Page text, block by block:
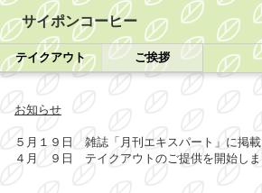
サイポンコーヒー
テイクアウト ご挨拶
お知らせ
５月１９日 雑誌「月刊エキスパート」に掲載
４月 ９日 テイクアウトのご提供を開始しま